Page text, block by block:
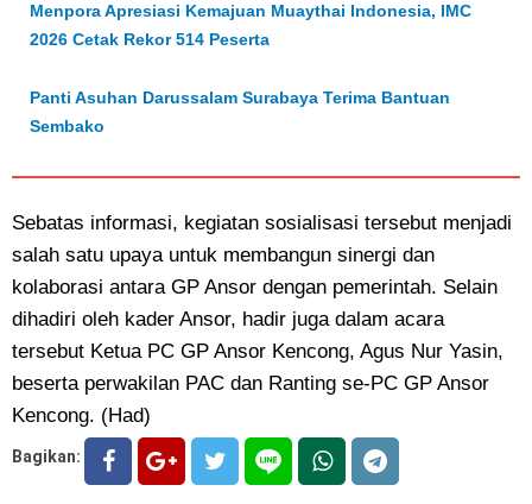
Menpora Apresiasi Kemajuan Muaythai Indonesia, IMC
2026 Cetak Rekor 514 Peserta
Panti Asuhan Darussalam Surabaya Terima Bantuan
Sembako
Sebatas informasi, kegiatan sosialisasi tersebut menjadi
salah satu upaya untuk membangun sinergi dan
kolaborasi antara GP Ansor dengan pemerintah. Selain
dihadiri oleh kader Ansor, hadir juga dalam acara
tersebut Ketua PC GP Ansor Kencong, Agus Nur Yasin,
beserta perwakilan PAC dan Ranting se-PC GP Ansor
Kencong. (Had)
Bagikan: